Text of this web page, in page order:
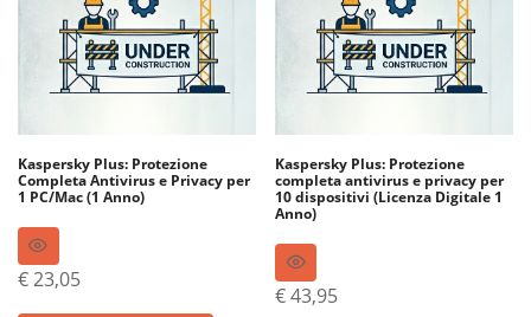
Kaspersky Plus: Protezione
Completa Antivirus e Privacy per
1 PC/Mac (1 Anno)
€23,05
Kaspersky Plus: Protezione
completa antivirus e privacy per
10 dispositivi (Licenza Digitale 1
Anno)
€43,95